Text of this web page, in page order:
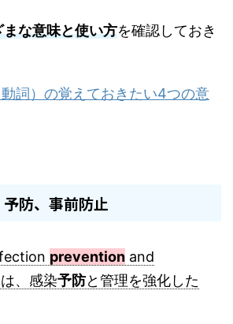
な意味と使い方を確認しておき
詞）の覚えておきたい4つの意
防、事前防止
prevention and
、感染予防と管理を強化した